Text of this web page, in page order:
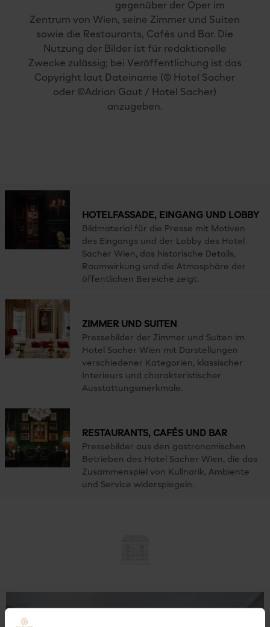
gegenüber der Oper im
Zentrum von Wien, seine Zimmer und Suiten
sowie die Restaurants, Cafés und Bar. Die
Nutzung der Bilder ist für redaktionelle
Zwecke zulässig; bei Veröffentlichung ist das
Copyright laut Dateiname (© Hotel Sacher
oder ©Adrian Gaut / Hotel Sacher)
anzugeben.
HOTELFASSADE, EINGANG UND LOBBY
Bildmaterial für die Presse mit Motiven
des Eingangs und der Lobby des Hotel
Sacher Wien, das historische Details,
Raumwirkung und die Atmosphäre der
öffentlichen Bereiche zeigt.
ZIMMER UND SUITEN
Pressebilder der Zimmer und Suiten im
Hotel Sacher Wien mit Darstellungen
verschiedener Kategorien, klassischer
Interieurs und charakteristischer
Ausstattungsmerkmale.
RESTAURANTS, CAFÉS UND BAR
Pressebilder aus den gastronomischen
Betrieben des Hotel Sacher Wien, die das
Zusammenspiel von Kulinarik, Ambiente
und Service widerspiegeln.